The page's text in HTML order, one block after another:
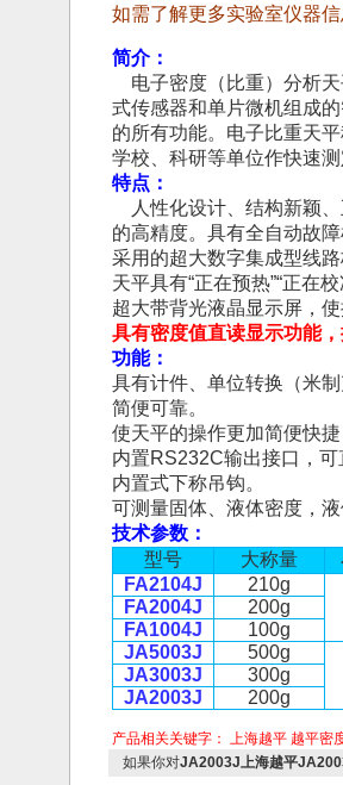
如需了解更多实验室仪器
简介：
电子密度（比重）分析天
式传感器和单片微机组成
的所有功能。电子比重天
学校、科研等单位作快速
特点：
人性化设计、结构新颖、
的高精度。具有全自动故
采用的超大数字集成型线
天平具有“正在预热”“正在
超大带背光液晶显示屏，
具有密度值直读显示功能
功能：
具有计件、单位转换（米
简便可靠。
使天平的操作更加简便快
内置RS232C输出接口，
内置式下称吊钩。
可测量固体、液体密度，
技术参数：
型号 大称量
FA2104J
210g
FA2004J
200g
FA1004J
100g
JA5003J
500g
JA3003J
300g
JA2003J
200g
产品相关关键字： 上海越平 越平密
如果你对JA2003J上海越平